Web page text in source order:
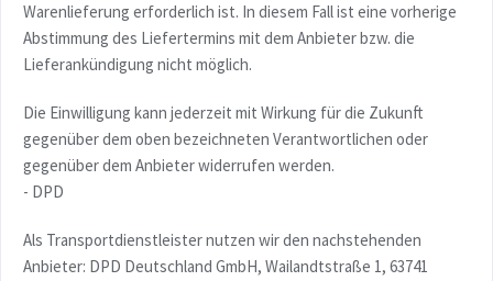
Warenlieferung erforderlich ist. In diesem Fall ist eine vorherige
Abstimmung des Liefertermins mit dem Anbieter bzw. die
Lieferankündigung nicht möglich.
Die Einwilligung kann jederzeit mit Wirkung für die Zukunft
gegenüber dem oben bezeichneten Verantwortlichen oder
gegenüber dem Anbieter widerrufen werden.
- DPD
Als Transportdienstleister nutzen wir den nachstehenden
Anbieter: DPD Deutschland GmbH, Wailandtstraße 1, 63741